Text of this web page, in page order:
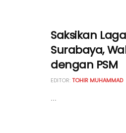
Saksikan
Surabaya,
dengan PSM
EDITOR:TOHIR MUHAMMAD